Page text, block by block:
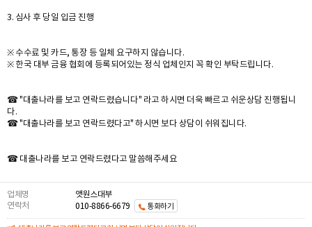
3. 심사 후 당일 입금 진행
※ 수수료 및 카드, 통장 등 일체 요구하지 않습니다.
※ 한국 대부 금융 협회에 등록되어있는 정식 업체인지 꼭 확인 부탁드립니다.
☎ "대출나라를 보고 연락드렸습니다" 라고 하시면 더욱 빠르고 쉬운상담 진행됩니
다.
☎ "대출나라를 보고 연락드렸다고" 하시면 보다 상담이 쉬워집니다.
☎ 대출나라를 보고 연락드렸다고 말씀해주세요
업체명
앳원스대부
연락처
010-8866-6679 통화하기